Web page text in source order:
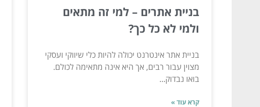
בניית אתרים – למי זה מתאים
ולמי לא כל כך?
בניית אתר אינטרנט יכולה להיות כלי שיווקי ועסקי
מצוין עבור רבים, אך היא אינה מתאימה לכולם.
בואו נבדוק...
קרא עוד »